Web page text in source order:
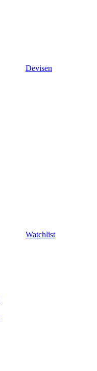
Devisen
Watchlist